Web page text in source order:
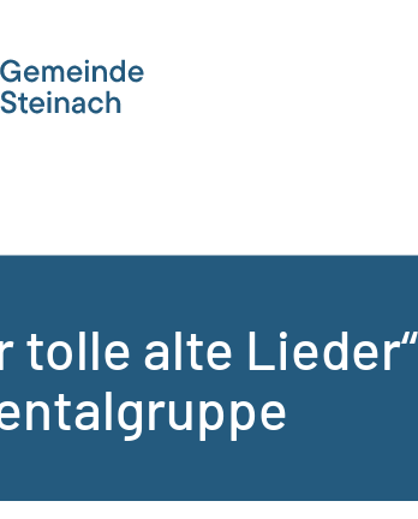
tolle alte